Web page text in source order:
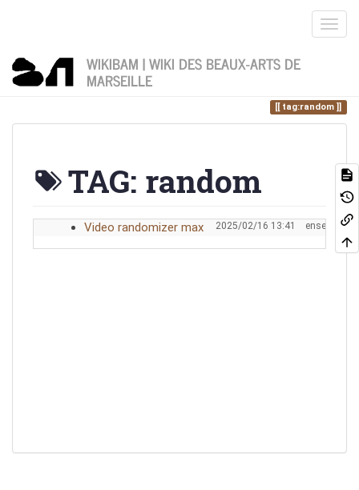
WIKIBAM | WIKI DES BEAUX-ARTS DE
MARSEILLE
Vous êtes ici Home
tag random
tag:random
TAG: random
Video randomizer max 2025/02/16 13:41 enseignant